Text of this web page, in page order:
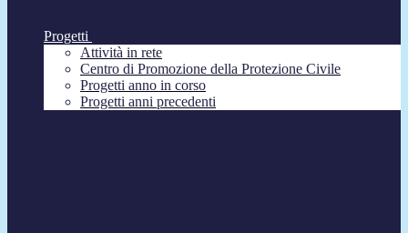
Progetti
Attività in rete
Centro di Promozione della Protezione Civile
Progetti anno in corso
Progetti anni precedenti